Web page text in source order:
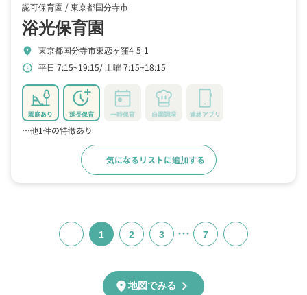
認可保育園 /東京都国分寺市
浴光保育園
location_on 東京都国分寺市東恋ヶ窪4-5-1
schedule 平日 7:15~19:15 土曜 7:15~18:15
園庭あり 延長保育 一時保育 自園調理 連絡アプリ
…他1件の特徴あり
気になるリストに追加する
1 2 3 … 7
location_on地図でみる chevron_right